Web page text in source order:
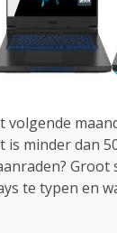
volgende
is minder dan
Groot
te typen en